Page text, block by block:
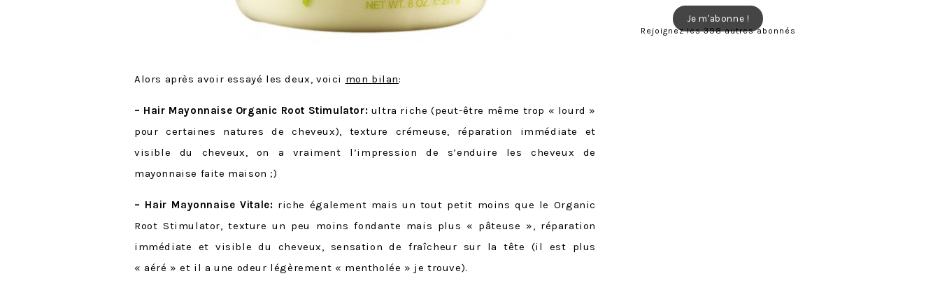
Alors après avoir essayé les deux, voici mon bilan:
– Hair Mayonnaise Organic Root Stimulator: ultra riche (peut-être même trop « lourd »
pour certaines natures de cheveux), texture crémeuse, réparation immédiate et
visible du cheveux, on a vraiment l’impression de s’enduire les cheveux de
mayonnaise faite maison ;)
– Hair Mayonnaise Vitale: riche également mais un tout petit moins que le Organic
Root Stimulator, texture un peu moins fondante mais plus « pâteuse », réparation
immédiate et visible du cheveux, sensation de fraîcheur sur la tête (il est plus
« aéré » et il a une odeur légèrement « mentholée » je trouve).
Je m'abonne !
Rejoignez les 398 autres abonnés